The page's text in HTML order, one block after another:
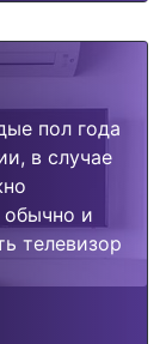
пол года
в случае
обычно и
телевизор